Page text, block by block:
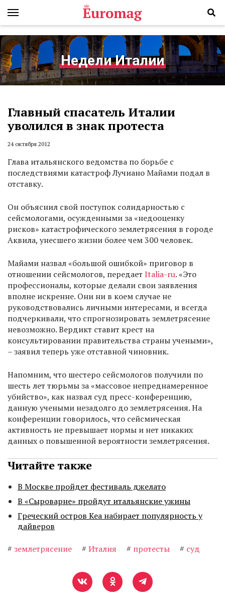
Недели Италии
Главный спасатель Италии
уволился в знак протеста
24 октября 2012
Глава итальянского ведомства по борьбе с
последствиями катастроф Лучиано Майами подал в
отставку.
Он объяснил свой поступок солидарностью с
сейсмологами, осужденными за «недооценку
рисков» катастрофического землетрясения в городе
Аквила, унесшего жизни более чем 300 человек.
Майами назвал «большой ошибкой» приговор в
отношении сейсмологов, передает Italia-ru. «Это
профессионалы, которые делали свои заявления
вполне искренне. Они ни в коем случае не
руководствовались личными интересами, и всегда
подчеркивали, что спрогнозировать землетрясение
невозможно. Вердикт ставит крест на
консультировании правительства страны учеными»,
– заявил теперь уже отставной чиновник.
Напомним, что шестеро сейсмологов получили по
шесть лет тюрьмы за «массовое непреднамеренное
убийство», как назвал суд пресс-конференцию,
данную учеными незадолго до землетрясения. На
конференции говорилось, что сейсмическая
активность не превышает нормы и нет никаких
данных о повышенной вероятности землетрясения.
Читайте также
В Москве пройдет фестиваль джелато
В «Сыроварне» пройдут итальянские ужины
Греческий остров Кеа набирает популярность у
дайверов
# землетрясение # Италия # протесты # суд